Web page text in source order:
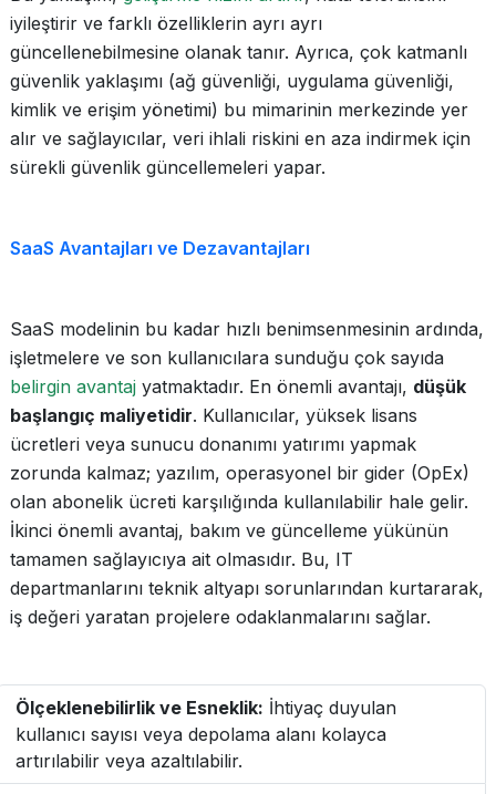
iyileştirir ve farklı özelliklerin ayrı ayrı
güncellenebilmesine olanak tanır. Ayrıca, çok katmanlı
güvenlik yaklaşımı (ağ güvenliği, uygulama güvenliği,
kimlik ve erişim yönetimi) bu mimarinin merkezinde yer
alır ve sağlayıcılar, veri ihlali riskini en aza indirmek için
sürekli güvenlik güncellemeleri yapar.
SaaS Avantajları ve Dezavantajları
SaaS modelinin bu kadar hızlı benimsenmesinin ardında,
işletmelere ve son kullanıcılara sunduğu çok sayıda
belirgin avantaj yatmaktadır. En önemli avantajı, düşük
başlangıç maliyetidir. Kullanıcılar, yüksek lisans
ücretleri veya sunucu donanımı yatırımı yapmak
zorunda kalmaz; yazılım, operasyonel bir gider (OpEx)
olan abonelik ücreti karşılığında kullanılabilir hale gelir.
İkinci önemli avantaj, bakım ve güncelleme yükünün
tamamen sağlayıcıya ait olmasıdır. Bu, IT
departmanlarını teknik altyapı sorunlarından kurtararak,
iş değeri yaratan projelere odaklanmalarını sağlar.
Ölçeklenebilirlik ve Esneklik: İhtiyaç duyulan
kullanıcı sayısı veya depolama alanı kolayca
artırılabilir veya azaltılabilir.